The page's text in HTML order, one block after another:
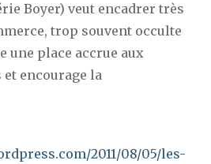
Boyer) veut encadrer très
trop souvent occulte
une place accrue aux
encourage la
2011/08/05/les-